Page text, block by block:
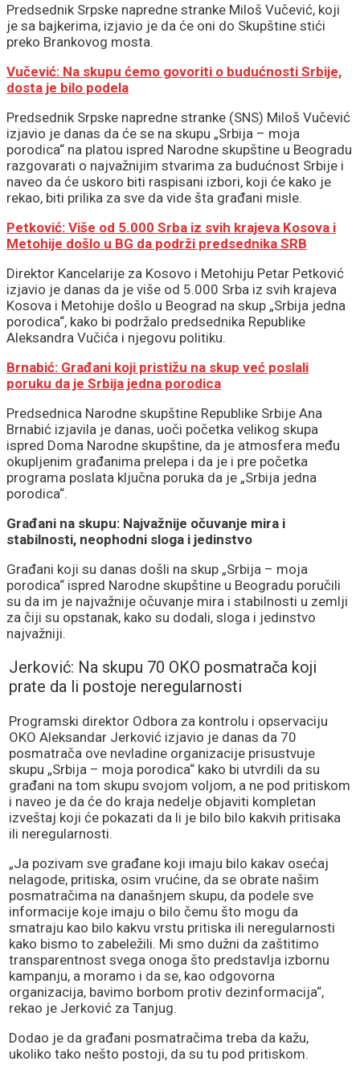
Predsednik Srpske napredne stranke Miloš Vučević, koji
je sa bajkerima, izjavio je da će oni do Skupštine stići
preko Brankovog mosta.
Vučević: Na skupu ćemo govoriti o budućnosti Srbije,
dosta je bilo podela
Predsednik Srpske napredne stranke (SNS) Miloš Vučević
izjavio je danas da će se na skupu „Srbija – moja
porodica“ na platou ispred Narodne skupštine u Beogradu
razgovarati o najvažnijim stvarima za budućnost Srbije i
naveo da će uskoro biti raspisani izbori, koji će kako je
rekao, biti prilika za sve da vide šta građani misle.
Petković: Više od 5.000 Srba iz svih krajeva Kosova i
Metohije došlo u BG da podrži predsednika SRB
Direktor Kancelarije za Kosovo i Metohiju Petar Petković
izjavio je danas da je više od 5.000 Srba iz svih krajeva
Kosova i Metohije došlo u Beograd na skup „Srbija jedna
porodica“, kako bi podržalo predsednika Republike
Aleksandra Vučića i njegovu politiku.
Brnabić: Građani koji pristižu na skup već poslali
poruku da je Srbija jedna porodica
Predsednica Narodne skupštine Republike Srbije Ana
Brnabić izjavila je danas, uoči početka velikog skupa
ispred Doma Narodne skupštine, da je atmosfera među
okupljenim građanima prelepa i da je i pre početka
programa poslata ključna poruka da je „Srbija jedna
porodica“.
Građani na skupu: Najvažnije očuvanje mira i
stabilnosti, neophodni sloga i jedinstvo
Građani koji su danas došli na skup „Srbija – moja
porodica“ ispred Narodne skupštine u Beogradu poručili
su da im je najvažnije očuvanje mira i stabilnosti u zemlji
za čiji su opstanak, kako su dodali, sloga i jedinstvo
najvažniji.
Jerković: Na skupu 70 OKO posmatrača koji
prate da li postoje neregularnosti
Programski direktor Odbora za kontrolu i opservaciju
OKO Aleksandar Jerković izjavio je danas da 70
posmatrača ove nevladine organizacije prisustvuje
skupu „Srbija – moja porodica“ kako bi utvrdili da su
građani na tom skupu svojom voljom, a ne pod pritiskom
i naveo je da će do kraja nedelje objaviti kompletan
izveštaj koji će pokazati da li je bilo bilo kakvih pritisaka
ili neregularnosti.
„Ja pozivam sve građane koji imaju bilo kakav osećaj
nelagode, pritiska, osim vrućine, da se obrate našim
posmatračima na današnjem skupu, da podele sve
informacije koje imaju o bilo čemu što mogu da
smatraju kao bilo kakvu vrstu pritiska ili neregularnosti
kako bismo to zabeležili. Mi smo dužni da zaštitimo
transparentnost svega onoga što predstavlja izbornu
kampanju, a moramo i da se, kao odgovorna
organizacija, bavimo borbom protiv dezinformacija“,
rekao je Jerković za Tanjug.
Dodao je da građani posmatračima treba da kažu,
ukoliko tako nešto postoji, da su tu pod pritiskom.